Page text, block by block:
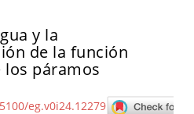
y la
de la función
los páramos
eg.v0i24.12279